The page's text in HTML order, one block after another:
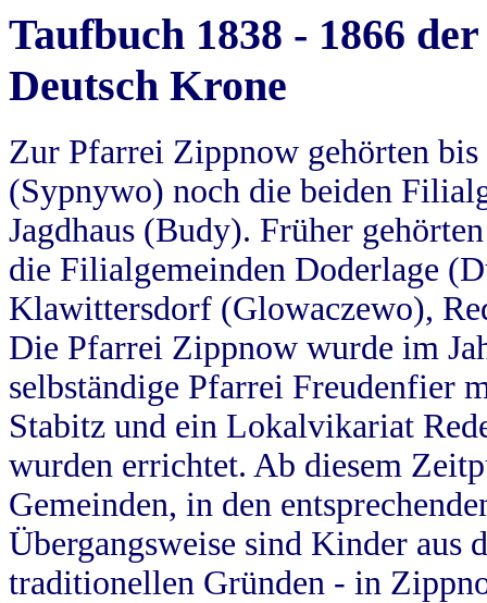
Taufbuch 1838 - 1866
Deutsch Krone
Zur Pfarrei Zippnow gehörten
(Sypnywo) noch die beiden
Jagdhaus (Budy). Früher
die Filialgemeinden Doderlage
Klawittersdorf (Glowaczewo),
Die Pfarrei Zippnow wurde im
selbständige Pfarrei Freudenfier
Stabitz und ein Lokalvikariat
wurden errichtet. Ab diesem
Gemeinden, in den
Übergangsweise sind Kinder aus
traditionellen Gründen - in